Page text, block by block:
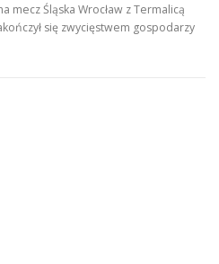
mecz Śląska Wrocław z Termalicą
się zwycięstwem gospodarzy